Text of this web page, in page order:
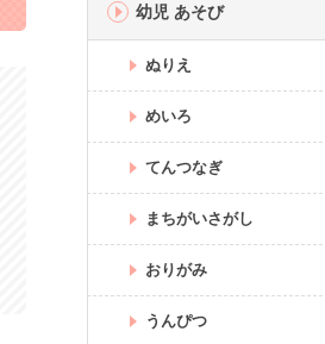
幼児 あそび
ぬりえ
めいろ
てんつなぎ
まちがいさがし
おりがみ
うんぴつ